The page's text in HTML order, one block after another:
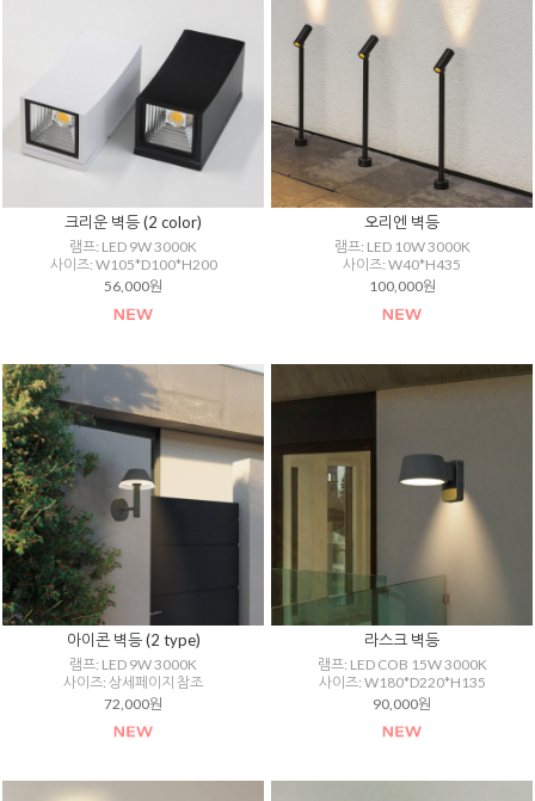
크리운 벽등 (2 color)
램프: LED 9W 3000K
사이즈: W105*D100*H200
56,000원
오리엔 벽등
램프: LED 10W 3000K
사이즈: W40*H435
100,000원
아이콘 벽등 (2 type)
램프: LED 9W 3000K
사이즈: 상세페이지 참조
72,000원
라스크 벽등
램프: LED COB 15W 3000K
사이즈: W180*D220*H135
90,000원